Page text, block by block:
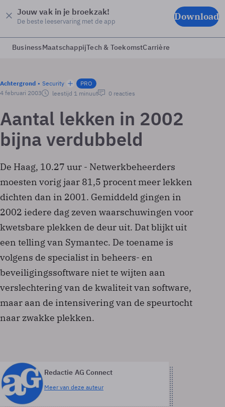
Jouw vak in je broekzak!
De beste leeservaring met de app Download
BusinessMaatschappijTech & ToekomstCarrière
Achtergrond Security
PRO
4 februari 2003
leestijd 1 minuut 0 reacties
Aantal lekken in 2002
bijna verdubbeld
De Haag, 10.27 uur - Netwerkbeheerders
moesten vorig jaar 81,5 procent meer lekken
dichten dan in 2001. Gemiddeld gingen in
2002 iedere dag zeven waarschuwingen voor
kwetsbare plekken de deur uit. Dat blijkt uit
een telling van Symantec. De toename is
volgens de specialist in beheers- en
beveiligingssoftware niet te wijten aan
verslechtering van de kwaliteit van software,
maar aan de intensivering van de speurtocht
naar zwakke plekken.
Redactie AG Connect
Meer van deze auteur